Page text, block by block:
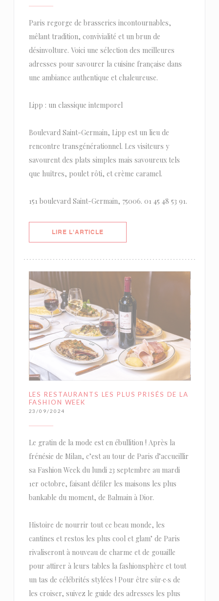
Paris regorge de brasseries incontournables,
mêlant tradition, convivialité et un brun de
désinvolture. Voici une sélection des meilleures
adresses pour savourer la cuisine française dans
une ambiance authentique et chaleureuse.
Lipp : un classique intemporel
Boulevard Saint-Germain, Lipp est un lieu de
rencontre transgénérationnel. Les visiteurs y
savourent des plats simples mais savoureux tels
que huîtres, poulet rôti, et crème caramel.
151 boulevard Saint-Germain, 75006. 01 45 48 53 91.
LIRE L'ARTICLE((OUVRE UNE NOUVELLE
LES RESTAURANTS LES PLUS PRISÉS DE LA
FASHION WEEK
23/09/2024
Le gratin de la mode est en ébullition ! Après la
frénésie de Milan, c’est au tour de Paris d’accueillir
sa Fashion Week du lundi 23 septembre au mardi
1er octobre, faisant défiler les maisons les plus
bankable du moment, de Balmain à Dior.
Histoire de nourrir tout ce beau monde, les
cantines et restos les plus cool et glam’ de Paris
rivaliseront à nouveau de charme et de gouaille
pour attirer à leurs tables la fashionsphère et tout
un tas de célébrités stylées ! Pour être sûr·e·s de
les croiser, suivez le guide des adresses les plus